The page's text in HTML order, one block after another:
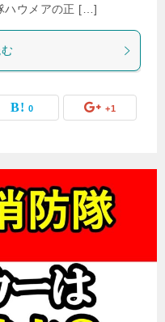
ハウメアの正 […]
0 +1